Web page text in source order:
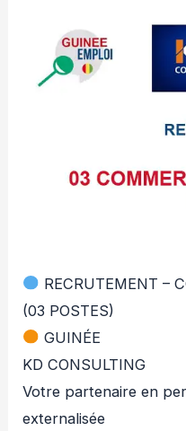
RECRUTEMENT –
(03 POSTES)
GUINÉE
KD CONSULTING
Votre partenaire en
externalisée